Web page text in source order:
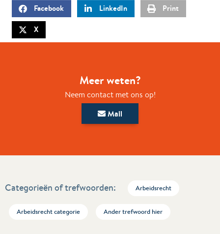
Facebook LinkedIn Print
X
Meer weten?
Neem contact met ons op!
Mail
Categorieën of trefwoorden: Arbeidsrecht
Arbeidsrecht categorie Ander trefwoord hier